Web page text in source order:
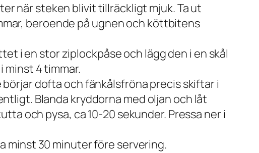
när steken blivit tillräckligt mjuk. Ta ut
beroende på ugnen och köttbitens
i en stor ziplockpåse och lägg den i en skål
minst 4 timmar.
dofta och fänkålsfröna precis skiftar i
Blanda kryddorna med oljan och låt
och pysa, ca 10-20 sekunder. Pressa ner i
minst 30 minuter före servering.